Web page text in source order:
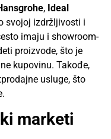
, Ideal
svojoj izdržljivosti i
imaju i showroom-
proizvode, što je
kupovinu. Takođe,
usluge, što
marketi